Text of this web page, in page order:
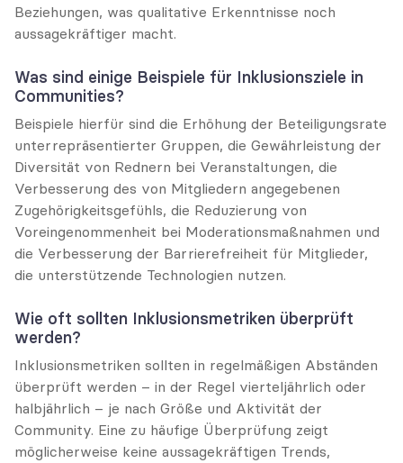
Beziehungen, was qualitative Erkenntnisse noch
aussagekräftiger macht.
Was sind einige Beispiele für Inklusionsziele in
Communities?
Beispiele hierfür sind die Erhöhung der Beteiligungsrate
unterrepräsentierter Gruppen, die Gewährleistung der
Diversität von Rednern bei Veranstaltungen, die
Verbesserung des von Mitgliedern angegebenen
Zugehörigkeitsgefühls, die Reduzierung von
Voreingenommenheit bei Moderationsmaßnahmen und
die Verbesserung der Barrierefreiheit für Mitglieder,
die unterstützende Technologien nutzen.
Wie oft sollten Inklusionsmetriken überprüft
werden?
Inklusionsmetriken sollten in regelmäßigen Abständen
überprüft werden – in der Regel vierteljährlich oder
halbjährlich – je nach Größe und Aktivität der
Community. Eine zu häufige Überprüfung zeigt
möglicherweise keine aussagekräftigen Trends,